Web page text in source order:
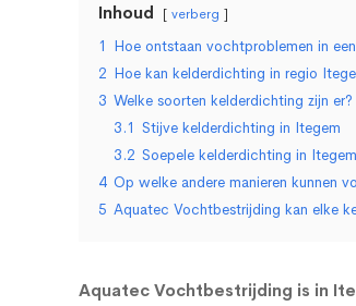
Inhoud verberg
1 Hoe ontstaan vochtproblemen in
2 Hoe kan kelderdichting in regio
3 Welke soorten kelderdichting zijn er?
3.1 Stijve kelderdichting in Itegem
3.2 Soepele kelderdichting in Itegem
4 Op welke andere manieren kunnen
5 Aquatec Vochtbestrijding kan elke
Aquatec Vochtbestrijding is in